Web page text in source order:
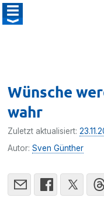
Wünsche
wahr
Zuletzt aktualisiert:
Autor:Sven Günther